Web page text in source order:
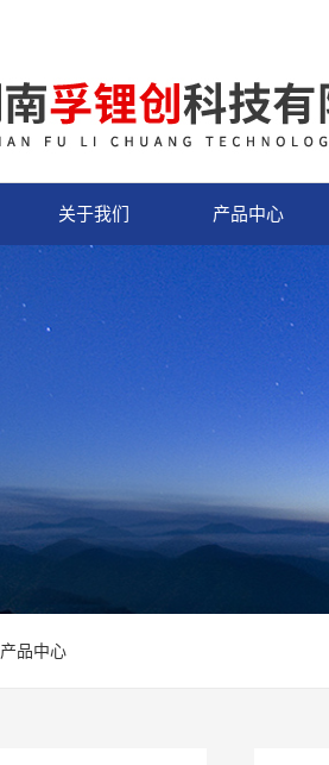
关于我们 产品中心
产品中心